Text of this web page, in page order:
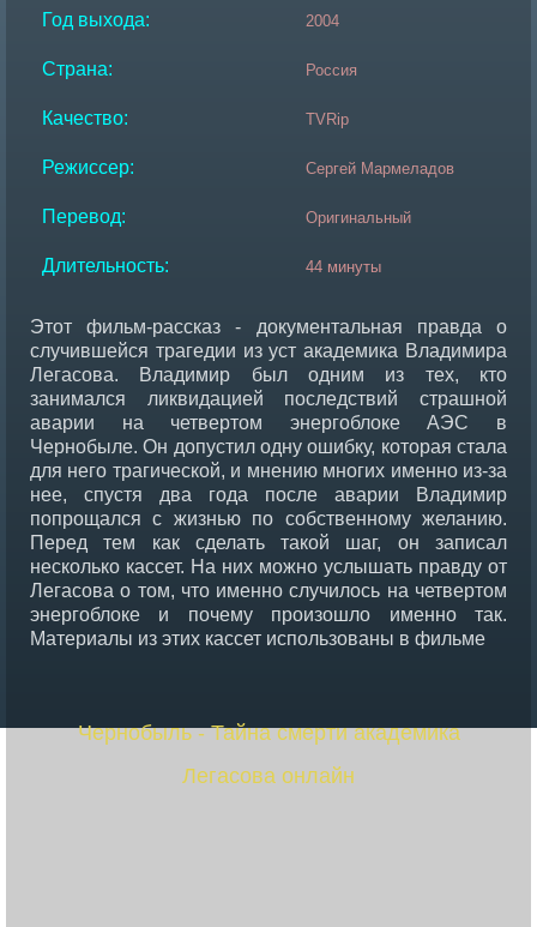
Год выхода: 2004
Страна: Россия
Качество: TVRip
Режиссер: Сергей Мармеладов
Перевод: Оригинальный
Длительность: 44 минуты
Этот фильм-рассказ - документальная правда о
случившейся трагедии из уст академика Владимира
Легасова. Владимир был одним из тех, кто
занимался ликвидацией последствий страшной
аварии на четвертом энергоблоке АЭС в
Чернобыле. Он допустил одну ошибку, которая стала
для него трагической, и мнению многих именно из-за
нее, спустя два года после аварии Владимир
попрощался с жизнью по собственному желанию.
Перед тем как сделать такой шаг, он записал
несколько кассет. На них можно услышать правду от
Легасова о том, что именно случилось на четвертом
энергоблоке и почему произошло именно так.
Материалы из этих кассет использованы в фильме
Чернобыль - Тайна смерти академика
Легасова онлайн